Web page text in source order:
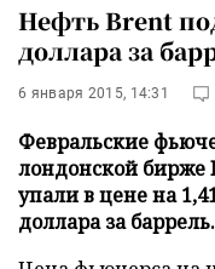
Нефть Brent
доллара за
6 января 2015, 14:31
Февральские
лондонской бирже
упали в цене на
доллара за баррель.